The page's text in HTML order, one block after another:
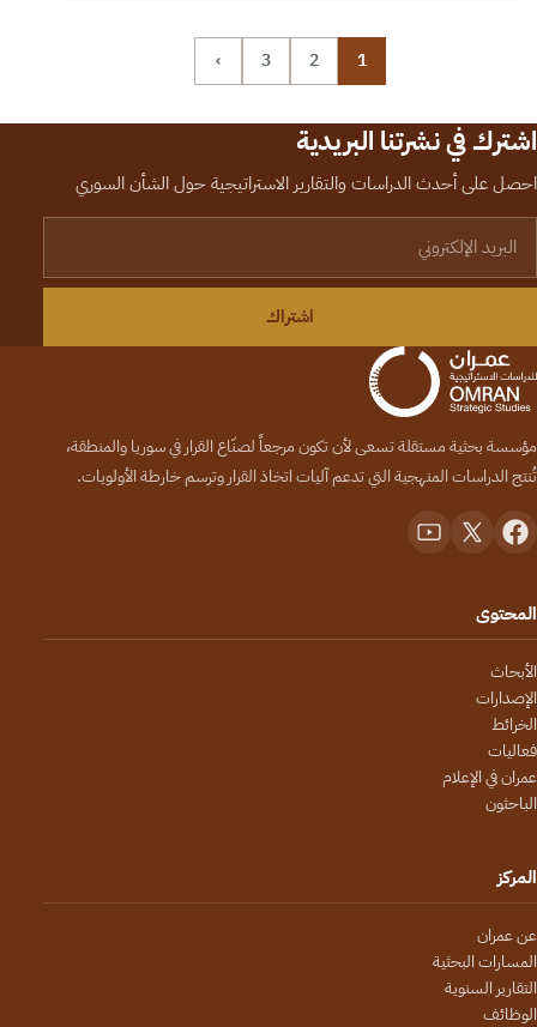
1
2
3
›
اشترك في نشرتنا البريدية
احصل على أحدث الدراسات والتقارير الاستراتيجية حول الشأن السوري
اشتراك
مؤسسة بحثية مستقلة تسعى لأن تكون مرجعاً لصنّاع القرار في سوريا والمنطقة،
تُنتج الدراسات المنهجية التي تدعم آليات اتخاذ القرار وترسم خارطة الأولويات.
المحتوى
الأبحاث
الإصدارات
الخرائط
فعاليات
عمران في الإعلام
الباحثون
المركز
عن عمران
المسارات البحثية
التقارير السنوية
الوظائف